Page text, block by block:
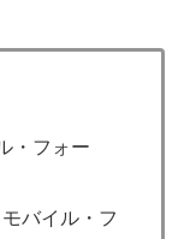
・フォー
バイル・フ